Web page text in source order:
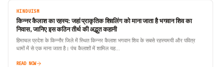
HINDUISM
किन्नर कैलाश का रहस्य: जहां प्राकृतिक शिवलिंग को माना जाता है भगवान शिव का
निवास, जानिए इस कठिन तीर्थ की अद्भुत कहानी
हिमाचल प्रदेश के किन्नौर जिले में स्थित किन्नर कैलाश भगवान शिव के सबसे रहस्यमयी और पवित्र
धामों में से एक माना जाता है। पंच कैलाशों में शामिल यह…
READ NOW